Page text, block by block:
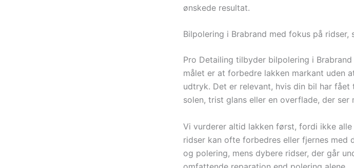
ønskede resultat.
Bilpolering i Brabrand med fokus på ridser,
Pro Detailing tilbyder bilpolering i
målet er at forbedre lakken markant uden
udtryk. Det er relevant, hvis din bil har
solen, trist glans eller en overflade, der ser
Vi vurderer altid lakken først, fordi ikke
ridser kan ofte forbedres eller fjernes
og polering, mens dybere ridser, der går